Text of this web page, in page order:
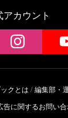
アカウント
クとは
編集部・
告に関するお問い